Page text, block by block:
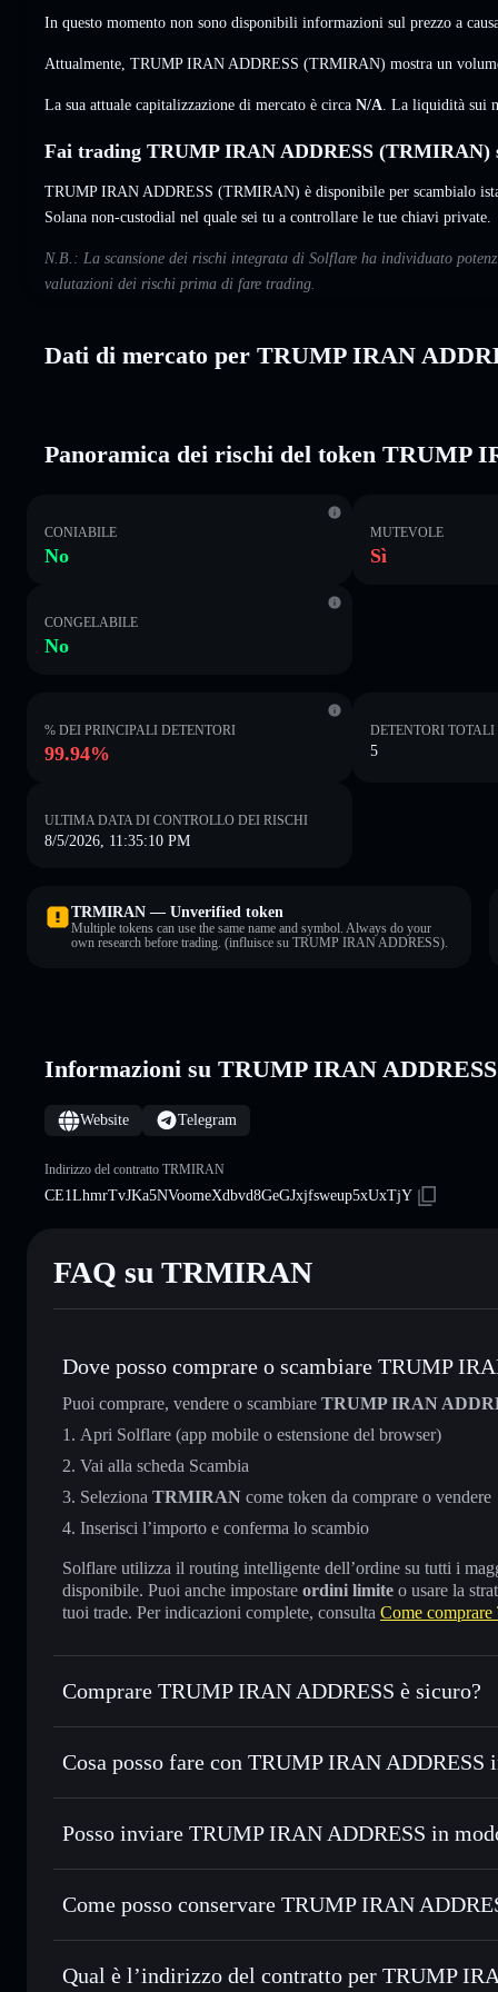
In questo momento non sono disponibili informazioni sul prezzo a
Attualmente, TRUMP IRAN ADDRESS (TRMIRAN) mostra un
La sua attuale capitalizzazione di mercato è circa N/A . La liquidità sui
Fai trading TRUMP IRAN ADDRESS (TRMIRAN)
TRUMP IRAN ADDRESS (TRMIRAN) è disponibile per scambialo
Solana non-custodial nel quale sei tu a controllare le tue chiavi private.
N.B.: La scansione dei rischi integrata di Solflare ha individuato
valutazioni dei rischi prima di fare trading.
Dati di mercato per TRUMP IRAN
Panoramica dei rischi del token TRUMP
CONIABILE
No
MUTEVOLE
Sì
CONGELABILE
No
% DEI PRINCIPALI DETENTORI
99.94%
DETENTORI TOTALI
5
ULTIMA DATA DI CONTROLLO DEI RISCHI
8/5/2026, 11:35:10 PM
TRMIRAN — Unverified token
Multiple tokens can use the same name and symbol. Always do your
own research before trading. (influisce su TRUMP IRAN ADDRESS).
Informazioni su TRUMP IRAN
Website Telegram
Indirizzo del contratto TRMIRAN
CE1LhmrTvJKa5NVoomeXdbvd8GeGJxjfsweup5xUxTjY
FAQ su TRMIRAN
Dove posso comprare o scambiare TRUMP
Puoi comprare, vendere o scambiare TRUMP IRAN
Apri Solflare (app mobile o estensione del browser)
Vai alla scheda Scambia
Seleziona TRMIRAN come token da comprare o vendere
Inserisci l’importo e conferma lo scambio
Solflare utilizza il routing intelligente dell’ordine su tutti i
disponibile. Puoi anche impostare ordini limite o usare la
tuoi trade. Per indicazioni complete, consulta Come
Comprare TRUMP IRAN ADDRESS è sicuro?
TRUMP IRAN ADDRESS non è verificato
Cosa posso fare con TRUMP IRAN ADDRESS
TRUMP IRAN ADDRESS
wallet Solflare
Scambiare istantaneamente— scambia TRMIRAN in
Usare il DCA— applica la strategia dollar-cost average
Inviare in modo riservato— trasferisci TRMIRAN senza
di privacy incorporato di Solflare
Posso inviare TRUMP IRAN ADDRESS in
Aggregatore di privacy
Come posso conservare TRUMP IRAN
TRUMP IRAN ADDRESS
Qual è l’indirizzo del contratto per TRUMP